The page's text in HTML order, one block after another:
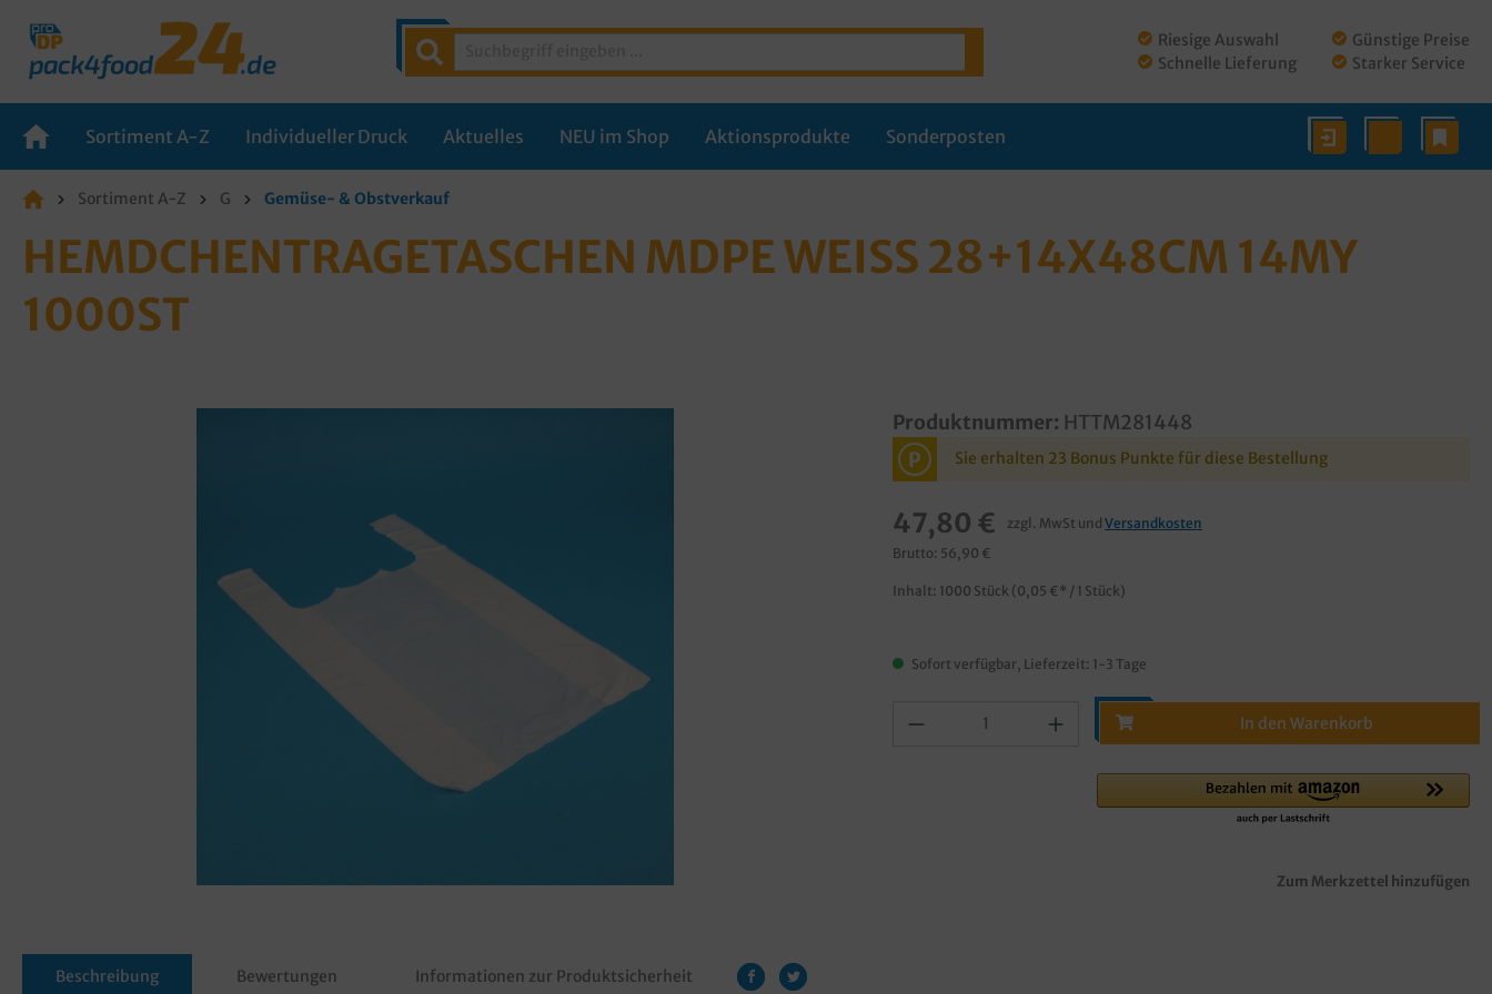
Riesige Auswahl
Schnelle Lieferung
Günstige Preise
Starker Service
Sortiment A-Z Individueller Druck Aktuelles NEU im Shop Aktionsprodukte Sonderposten
Sortiment A-Z G Gemüse- & Obstverkauf
HEMDCHENTRAGETASCHEN MDPE WEISS 28+14X48CM 14MY 1
000ST
Produktnummer: HTTM281448
P Sie erhalten 23 Bonus Punkte für diese Bestellung
47,80 € zzgl. MwSt und Versandkosten
Brutto: 56,90 €
Inhalt: 1000 Stück (0,05 €* / 1 Stück)
Sofort verfügbar, Lieferzeit: 1-3 Tage
In den Warenkorb
Zum Merkzettel hinzufügen
Beschreibung Bewertungen Informationen zur Produktsicherheit